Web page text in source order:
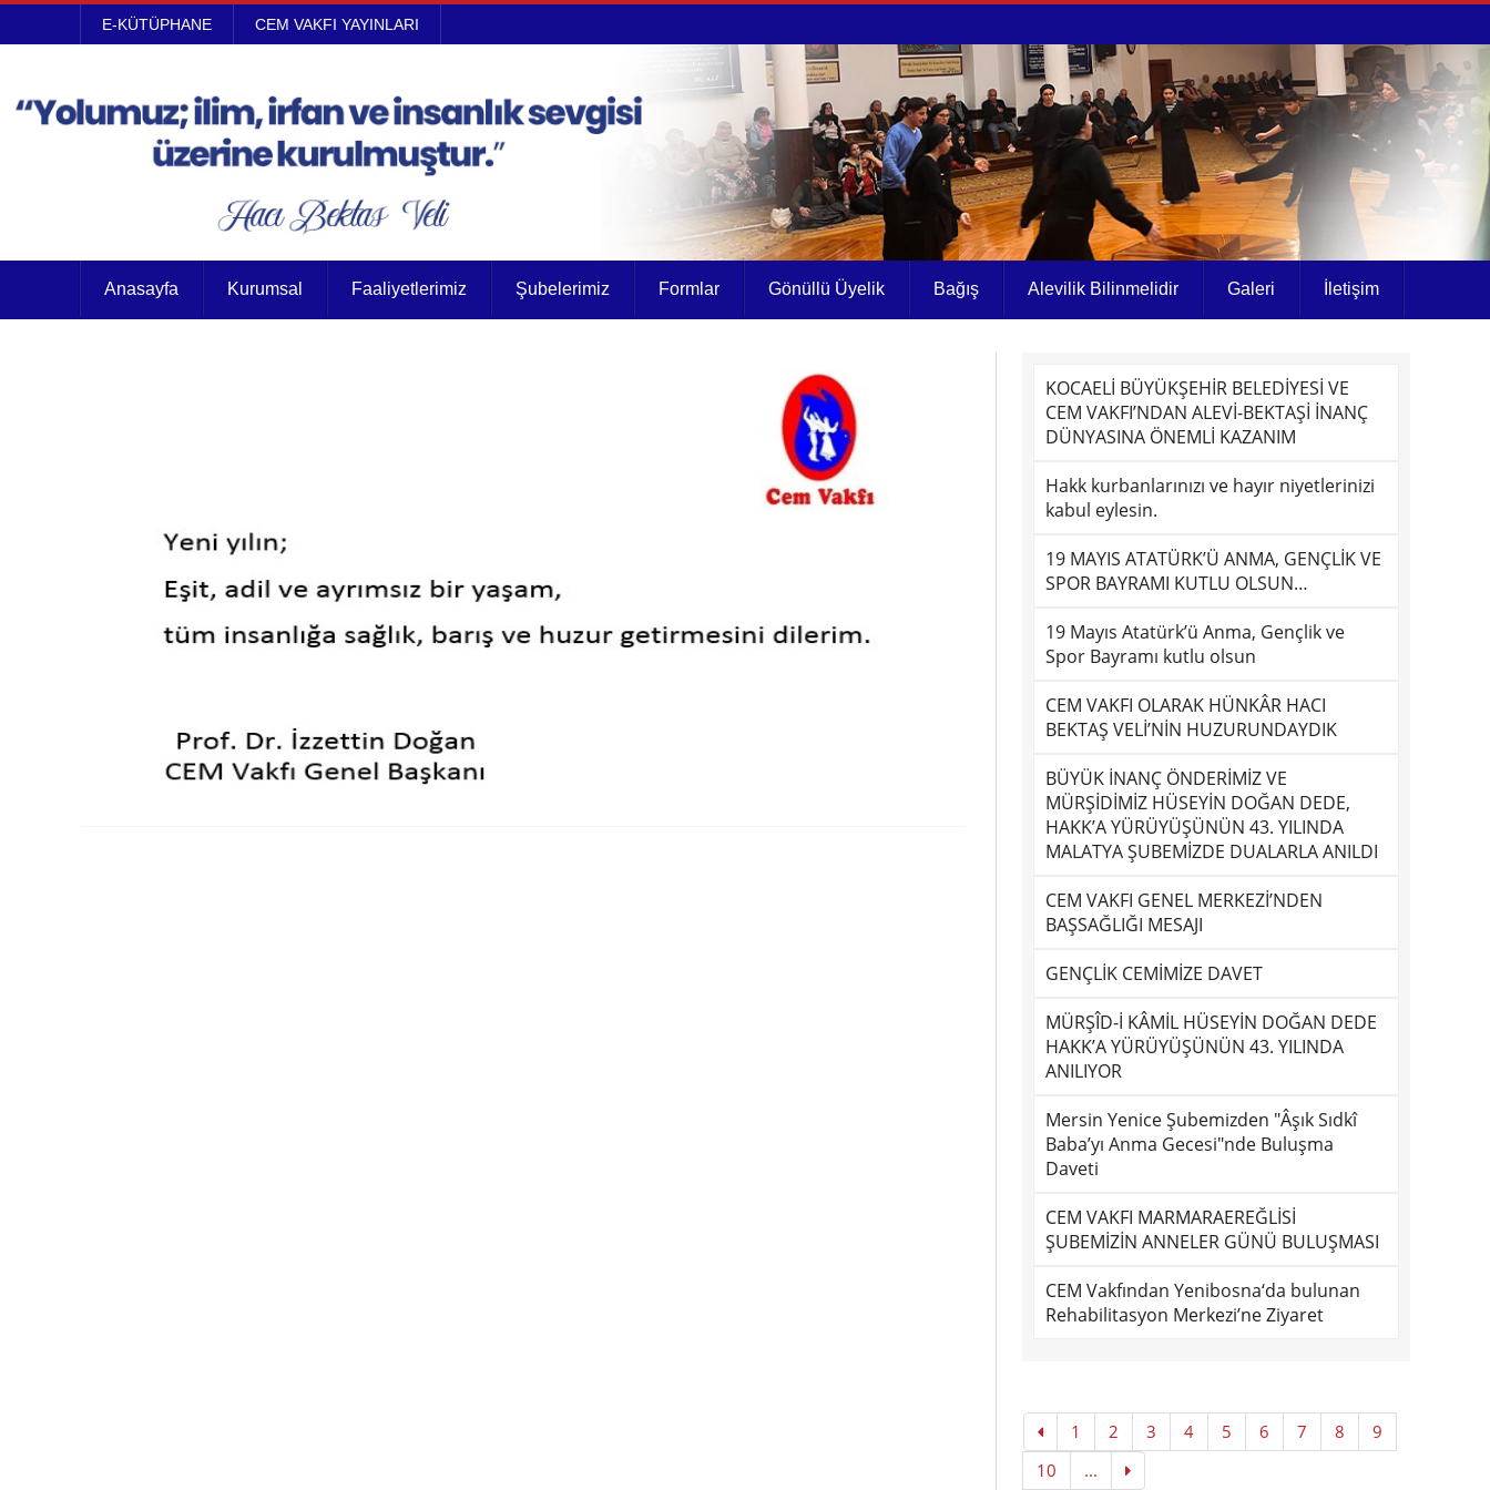
E-KÜTÜPHANE CEM VAKFI YAYINLARI
Anasayfa Kurumsal Faaliyetlerimiz Şubelerimiz Formlar Gönüllü Üyelik Bağış Alevilik Bilinmelidir Galeri İletişim
KOCAELİ BÜYÜKŞEHİR BELEDİYESİ VE
CEM VAKFI’NDAN ALEVİ-BEKTAŞİ İNANÇ
DÜNYASINA ÖNEMLİ KAZANIM
Hakk kurbanlarınızı ve hayır niyetlerinizi
kabul eylesin.
19 MAYIS ATATÜRK’Ü ANMA, GENÇLİK VE
SPOR BAYRAMI KUTLU OLSUN…
19 Mayıs Atatürk’ü Anma, Gençlik ve
Spor Bayramı kutlu olsun
CEM VAKFI OLARAK HÜNKÂR HACI
BEKTAŞ VELİ’NİN HUZURUNDAYDIK
BÜYÜK İNANÇ ÖNDERİMİZ VE
MÜRŞİDİMİZ HÜSEYİN DOĞAN DEDE,
HAKK’A YÜRÜYÜŞÜNÜN 43. YILINDA
MALATYA ŞUBEMİZDE DUALARLA ANILDI
CEM VAKFI GENEL MERKEZİ’NDEN
BAŞSAĞLIĞI MESAJI
GENÇLİK CEMİMİZE DAVET
MÜRŞÎD-İ KÂMİL HÜSEYİN DOĞAN DEDE
HAKK’A YÜRÜYÜŞÜNÜN 43. YILINDA
ANILIYOR
Mersin Yenice Şubemizden "Âşık Sıdkî
Baba’yı Anma Gecesi"nde Buluşma
Daveti
CEM VAKFI MARMARAEREĞLİSİ
ŞUBEMİZİN ANNELER GÜNÜ BULUŞMASI
CEM Vakfından Yenibosna‘da bulunan
Rehabilitasyon Merkezi’ne Ziyaret
1 2 3 4 5 6 7 8
9
10
...